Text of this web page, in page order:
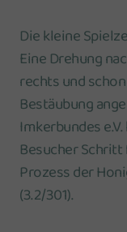
Die kleine
Eine Drehung
rechts und
Bestäubung
Imkerbundes
Besucher
Prozess der
(3.2/301).